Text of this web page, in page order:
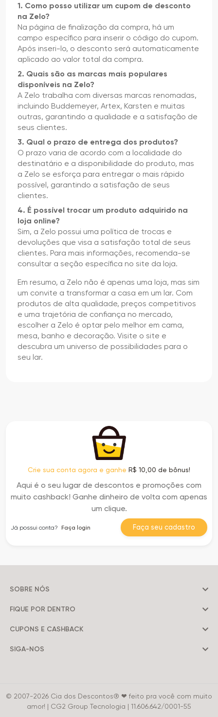
1. Como posso utilizar um cupom de desconto
na Zelo?
Na página de finalização da compra, há um
campo específico para inserir o código do cupom.
Após inseri-lo, o desconto será automaticamente
aplicado ao valor total da compra.
2. Quais são as marcas mais populares
disponíveis na Zelo?
A Zelo trabalha com diversas marcas renomadas,
incluindo Buddemeyer, Artex, Karsten e muitas
outras, garantindo a qualidade e a satisfação de
seus clientes.
3. Qual o prazo de entrega dos produtos?
O prazo varia de acordo com a localidade do
destinatário e a disponibilidade do produto, mas
a Zelo se esforça para entregar o mais rápido
possível, garantindo a satisfação de seus
clientes.
4. É possível trocar um produto adquirido na
loja online?
Sim, a Zelo possui uma política de trocas e
devoluções que visa a satisfação total de seus
clientes. Para mais informações, recomenda-se
consultar a seção específica no site da loja.
Em resumo, a Zelo não é apenas uma loja, mas sim
um convite a transformar a casa em um lar. Com
produtos de alta qualidade, preços competitivos
e uma trajetória de confiança no mercado,
escolher a Zelo é optar pelo melhor em cama,
mesa, banho e decoração. Visite o site e
descubra um universo de possibilidades para o
seu lar.
Crie sua conta agora e ganhe R$ 10,00 de bônus!
Aqui é o seu lugar de descontos e promoções com
muito cashback! Ganhe dinheiro de volta com apenas
um clique.
Faça seu cadastro
Já possui conta? Faça login
SOBRE NÓS
FIQUE POR DENTRO
CUPONS E CASHBACK
SIGA-NOS
© 2007-2026 Cia dos Descontos® ❤ feito pra você com muito
amor! | CG2 Group Tecnologia | 11.606.642/0001-55